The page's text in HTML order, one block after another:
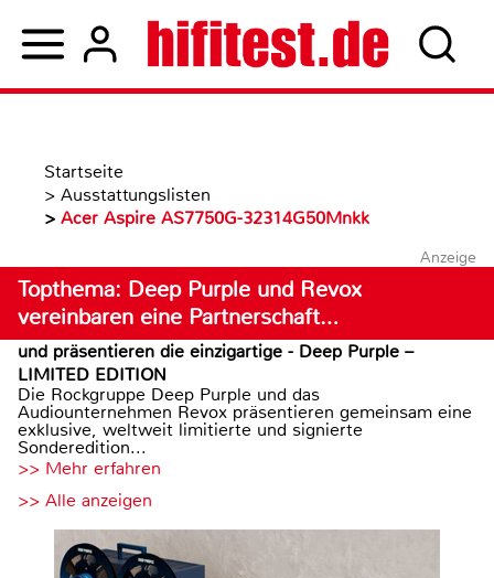
Startseite
> Ausstattungslisten
> Acer Aspire AS7750G-32314G50Mnkk
Anzeige
Topthema: Deep Purple und Revox
vereinbaren eine Partnerschaft…
und präsentieren die einzigartige - Deep Purple –
LIMITED EDITION
Die Rockgruppe Deep Purple und das
Audiounternehmen Revox präsentieren gemeinsam eine
exklusive, weltweit limitierte und signierte
Sonderedition...
>> Mehr erfahren
>> Alle anzeigen